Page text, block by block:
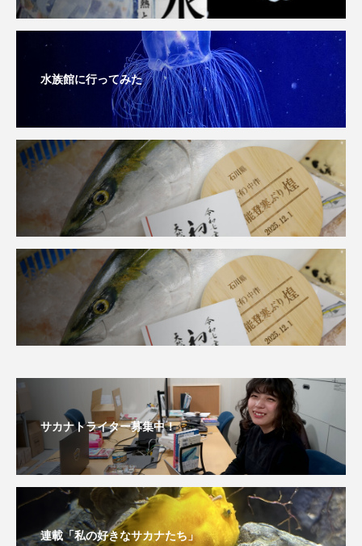
チリメンモンスター チンアナゴ
ツキヒハナダイ テナガエビ デンキウナギ
トド トラウツボ トラフグ
トラフザメ トラフシャコ トンボ
ドキュメンタリー ドジョウ ドスイカ
ドチザメ ナマズ ナンヨウブダイ
ナンヨウマンタ ニギス ニシキアナゴ
ニシキフウライウオ ニシシマドジョウ
ニジハギ ニジマス ニセゴイシウツボ
ニフレル ニホンカワウソ ニホンザリガニ
ニホンナマズ ニュウドウカジカ
ヌノサラシ ヌマガエル ヌマムツ
ネコギギ ネコザメ ノコギリダイ
ノロゲンゲ ハス ハゼ ハタタテダイ
水族館に行ってみた
サカナトライター募集中！
連載「私の好きなサカナたち」